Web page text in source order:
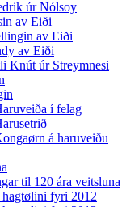
úr Nólsoy
av Eiði
av Eiði
av Eiði
Knút úr Streymnesi
í felag
á haruveiðu
til 120 ára veitsluna
fyri 2012